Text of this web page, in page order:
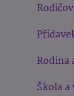
Rodina
Škola